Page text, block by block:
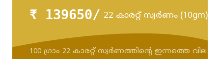
₹ 139650/ 22 കാരറ്റ് സ്വർണം (10gm)
100 ഗ്രാം 22 കാരറ്റ് സ്വർണത്തിന്റെ ഇന്നത്തെ വില